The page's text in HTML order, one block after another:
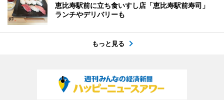
恵比寿駅前に立ち食いすし店「恵比寿駅前寿司」
ランチやデリバリーも
もっと見る